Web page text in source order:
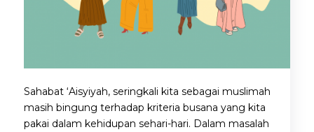
Sahabat ‘Aisyiyah, seringkali kita sebagai muslimah
masih bingung terhadap kriteria busana yang kita
pakai dalam kehidupan sehari-hari. Dalam masalah